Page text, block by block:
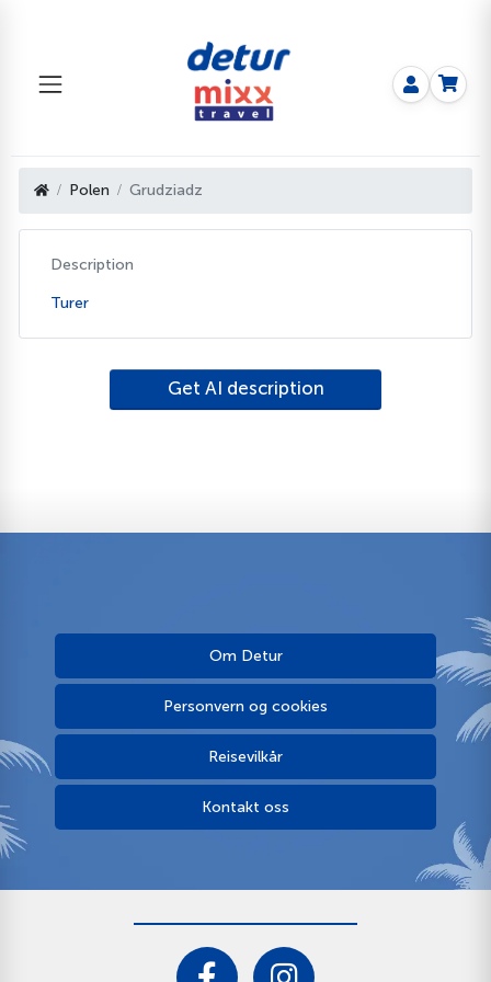
Polen Grudziadz
Description
Turer
Get AI description
Om Detur
Personvern og cookies
Reisevilkår
Kontakt oss